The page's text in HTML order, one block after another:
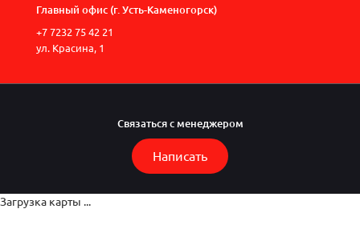
Главный офис (г. Усть-Каменогорск)
+7 7232 75 42 21
ул. Красина, 1
Связаться с менеджером
Написать
Загрузка карты ...